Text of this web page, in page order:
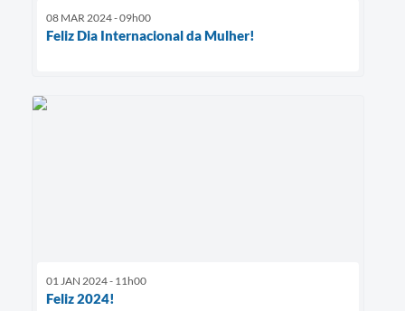
08 MAR 2024 - 09h00
Feliz Dia Internacional da Mulher!
01 JAN 2024 - 11h00
Feliz 2024!